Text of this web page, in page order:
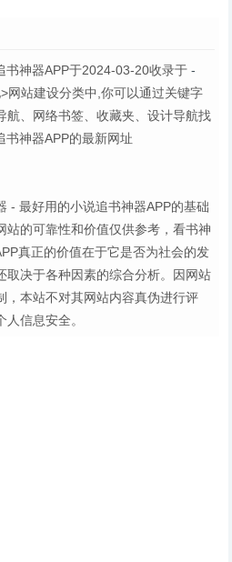
书神器APP于2024-03-20收录于 -
网站建设分类中,你可以通过关键字
航、网络书签、收藏夹、设计导航找
书神器APP的最新网址
- 最好用的小说追书神器APP的基础
站的可靠性和价值仅供参考，看书神
真正的价值在于它是否为社会的发
取决于各种因素的综合分析。因网站
，本站不对其网站内容真伪进行评
信息安全。